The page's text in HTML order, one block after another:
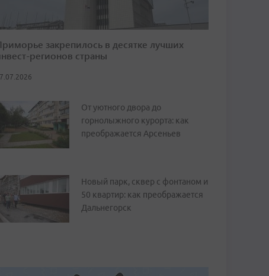
закрепилось в десятке лучших
регионов страны
От уютного двора до
горнолыжного курорта: как
преображается Арсеньев
Новый парк, сквер с фонтаном и
50 квартир: как преображается
Дальнегорск